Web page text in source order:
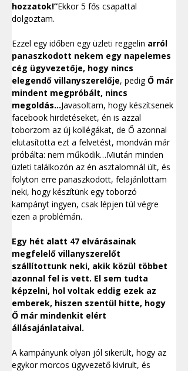
hozzatok!”Ekkor 5 fős csapattal
dolgoztam.
Ezzel egy időben egy üzleti reggelin arról
panaszkodott nekem egy napelemes
cég ügyvezetője, hogy nincs
elegendő villanyszerelője, pedig Ő már
mindent megpróbált, nincs
megoldás…Javasoltam, hogy készítsenek
facebook hirdetéseket, én is azzal
toborzom az új kollégákat, de Ő azonnal
elutasította ezt a felvetést, mondván már
próbálta: nem működik…Miután minden
üzleti találkozón az én asztalomnál ült, és
folyton erre panaszkodott, felajánlottam
neki, hogy készítünk egy toborzó
kampányt ingyen, csak lépjen túl végre
ezen a problémán.
Egy hét alatt 47 elvárásainak
megfelelő villanyszerelőt
szállítottunk neki, akik közül többet
azonnal fel is vett. El sem tudta
képzelni, hol voltak eddig ezek az
emberek, hiszen szentül hitte, hogy
Ő már mindenkit elért
állásajánlataival.
A kampányunk olyan jól sikerült, hogy az
egykor morcos ügyvezető kivirult, és